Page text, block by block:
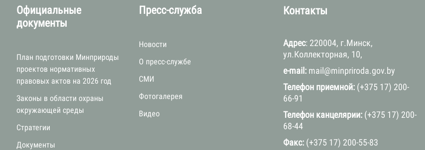
Официальные
документы
План подготовки Минприроды
проектов нормативных
правовых актов на 2026 год
Законы в области охраны
окружающей среды
Стратегии
Документы
Пресс-служба
Новости
О пресс-службе
СМИ
Фотогалерея
Видео
Контакты
Адрес: 220004, г.Минск,
ул.Коллекторная, 10,
e-mail: mail@minpriroda.gov.by
Телефон приемной: (+375 17) 200-
66-91
Телефон канцелярии: (+375 17) 200-
68-44
Факс: (+375 17) 200-55-83